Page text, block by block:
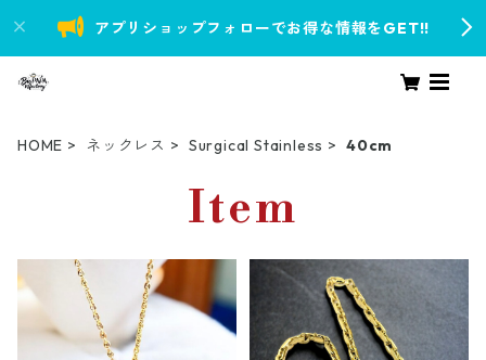
アプリショップフォローでお得な情報をGET!!
HOME ネックレス Surgical Stainless 40cm
Item